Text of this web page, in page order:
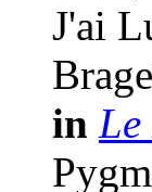
J'ai
in Le